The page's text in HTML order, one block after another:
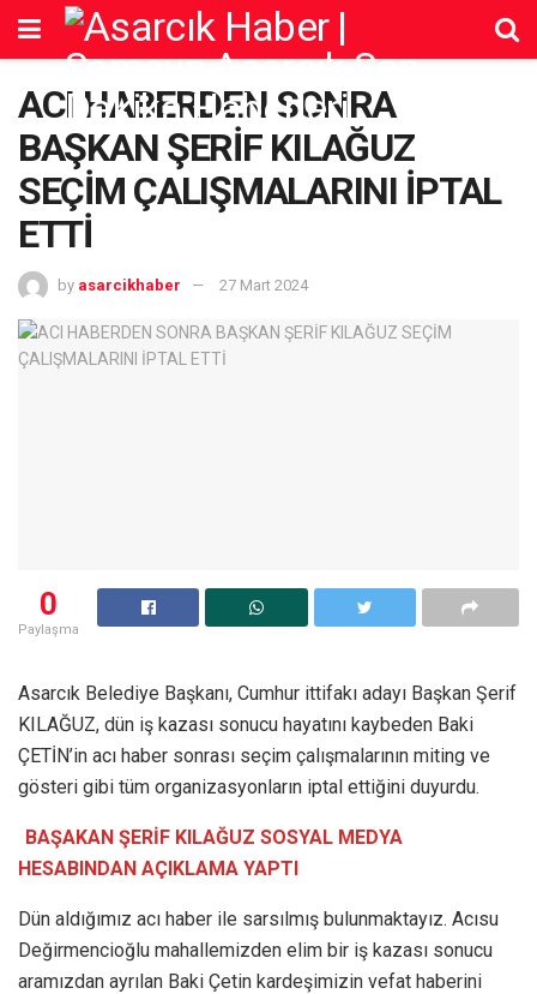
ACI HABERDEN SONRA
BAŞKAN ŞERİF KILAĞUZ
SEÇİM ÇALIŞMALARINI İPTAL
ETTİ
by asarcikhaber 27 Mart 2024
0
Paylaşma
Asarcık Belediye Başkanı, Cumhur ittifakı adayı Başkan Şerif
KILAĞUZ, dün iş kazası sonucu hayatını kaybeden Baki
ÇETİN’in acı haber sonrası seçim çalışmalarının miting ve
gösteri gibi tüm organizasyonların iptal ettiğini duyurdu.
BAŞAKAN ŞERİF KILAĞUZ SOSYAL MEDYA
HESABINDAN AÇIKLAMA YAPTI
Dün aldığımız acı haber ile sarsılmış bulunmaktayız. Acısu
Değirmencioğlu mahallemizden elim bir iş kazası sonucu
aramızdan ayrılan Baki Çetin kardeşimizin vefat haberini